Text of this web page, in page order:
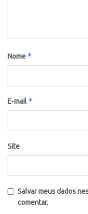
Nome *
E-mail *
Site
Salvar meus dados
comentar.